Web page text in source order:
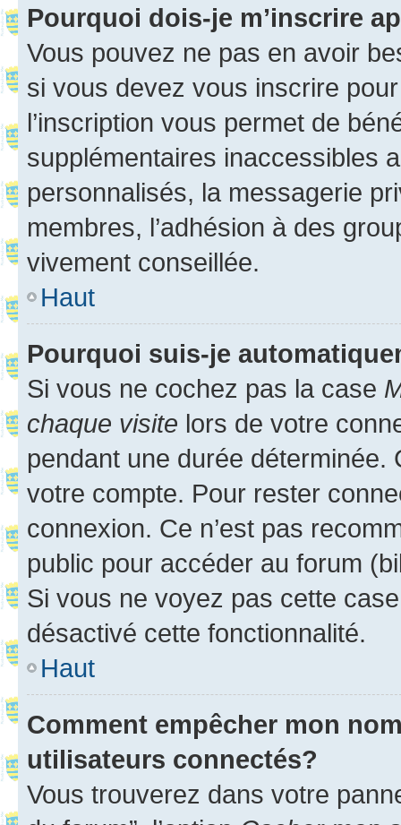
Pourquoi dois-je m’inscrire
Vous pouvez ne pas en avoir
si vous devez vous inscrire
l’inscription vous permet de
supplémentaires inaccessibles
personnalisés, la messagerie
membres, l’adhésion à des
vivement conseillée.
Haut
Pourquoi suis-je
Si vous ne cochez pas la case
chaque visite lors de votre
pendant une durée déterminée.
votre compte. Pour rester
connexion. Ce n’est pas
public pour accéder au forum
Si vous ne voyez pas cette
désactivé cette fonctionnalité.
Haut
Comment empêcher mon
utilisateurs connectés?
Vous trouverez dans votre